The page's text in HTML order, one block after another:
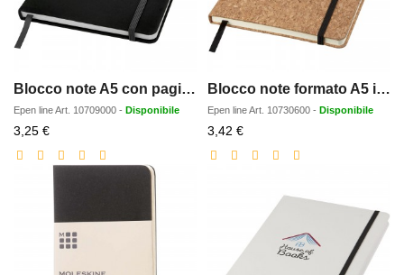
Blocco note A5 con pagine punteggiate Spectrum
Epen lineArt. 10709000 - Disponibile
3,25 €Prezzo
scontato
Blocco note formato A5 in sughero Napa
Epen lineArt. 10730600 - Disponibile
3,42 €Prezzo
scontato